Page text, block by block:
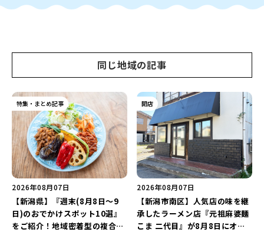
同じ地域の記事
特集・まとめ記事
2026年08月07日
【新潟県】『週末(8月8日～9
日)のおでかけスポット10選』
をご紹介！地域密着型の複合施
開店
2026年08月07日
【新潟市南区】人気店の味を継
承したラーメン店『元祖麻婆麺
こま 二代目』が8月8日にオー